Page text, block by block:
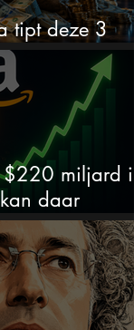
tipt deze 3
miljard in
daar